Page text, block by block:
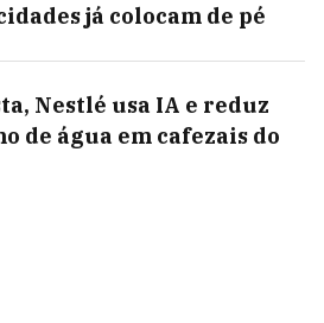
já colocam de pé
Nestlé usa IA e reduz
de água em cafezais do